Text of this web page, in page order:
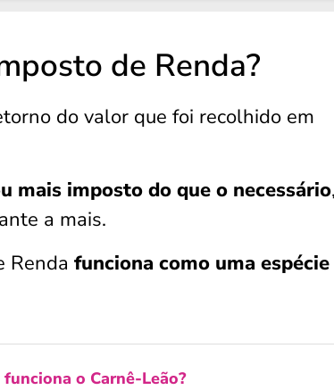
de Renda?
do valor que foi recolhido em
mais imposto do que o necessário
a mais.
Renda funciona como uma espécie
funciona o Carnê-Leão?